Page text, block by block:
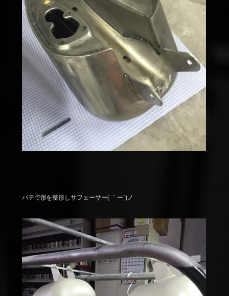
パテで形を整形しサフェーサー( ｀ー´)ノ